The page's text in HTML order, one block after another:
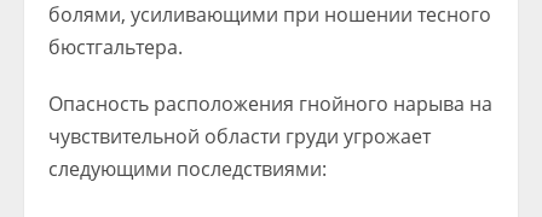
болями, усиливающими при ношении тесного
бюстгальтера.
Опасность расположения гнойного нарыва на
чувствительной области груди угрожает
следующими последствиями: